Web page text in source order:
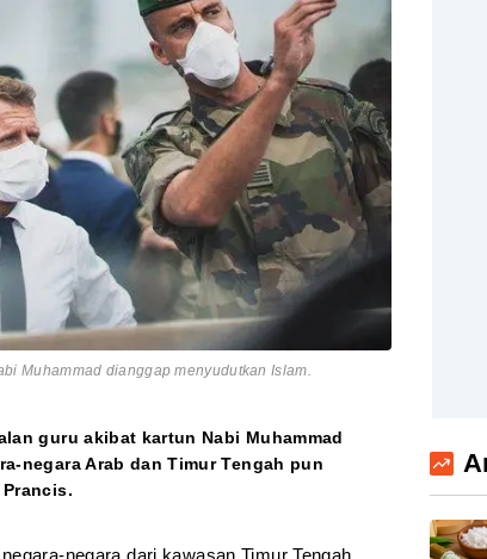
Muhammad dianggap menyudutkan Islam.
guru akibat kartun Nabi Muhammad
negara Arab dan Timur Tengah pun